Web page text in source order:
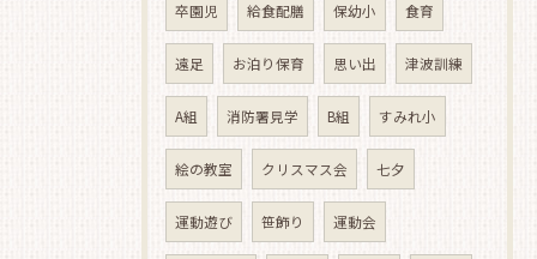
卒園児 給食配膳 保幼小 食育
遠足 お泊り保育 思い出 津波訓練
A組 消防署見学 B組 すみれ小
絵の教室 クリスマス会 七夕
運動遊び 笹飾り 運動会